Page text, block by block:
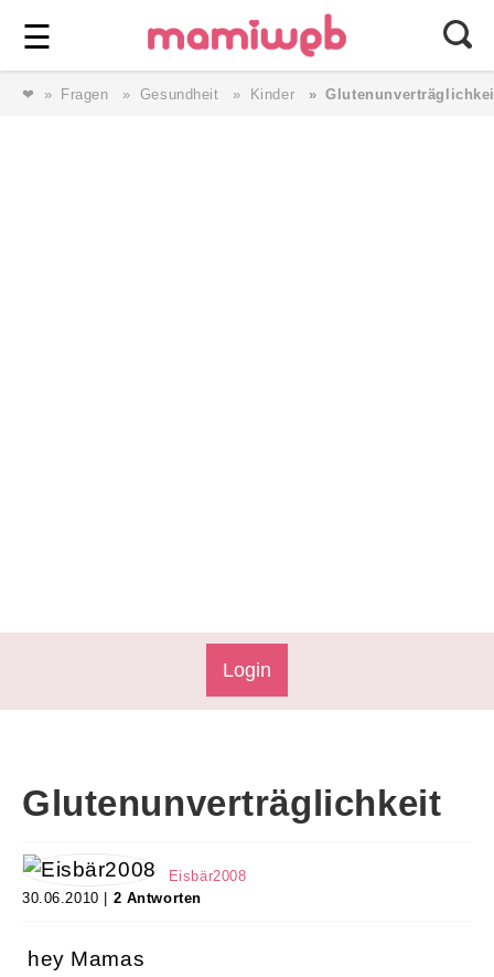
☰ ⎯ Wir lieben Familie ⎯
❤ Fragen Gesundheit Kinder
Login
Glutenunverträglichkeit
Eisbär2008
30.06.2010 | 2 Antworten
hey Mamas